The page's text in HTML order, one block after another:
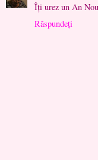
Îți urez un An
Răspundeți